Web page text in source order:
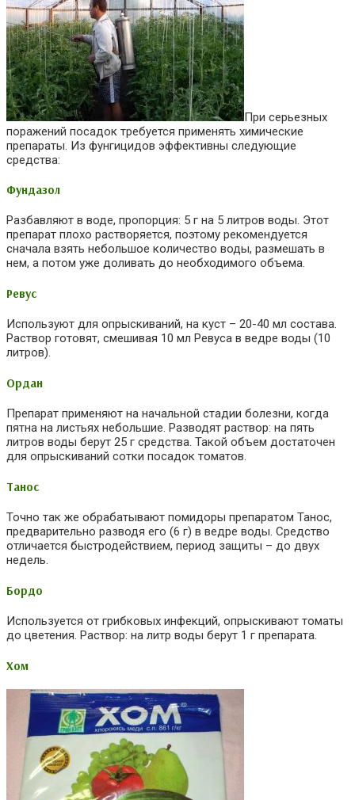
При серьезных
поражений посадок требуется применять химические
препараты. Из фунгицидов эффективны следующие
средства:
Фундазол
Разбавляют в воде, пропорция: 5 г на 5 литров воды. Этот
препарат плохо растворяется, поэтому рекомендуется
сначала взять небольшое количество воды, размешать в
нем, а потом уже доливать до необходимого объема.
Ревус
Используют для опрыскиваний, на куст – 20-40 мл состава.
Раствор готовят, смешивая 10 мл Ревуса в ведре воды (10
литров).
Ордан
Препарат применяют на начальной стадии болезни, когда
пятна на листьях небольшие. Разводят раствор: на пять
литров воды берут 25 г средства. Такой объем достаточен
для опрыскиваний сотки посадок томатов.
Танос
Точно так же обрабатывают помидоры препаратом Танос,
предварительно разводя его (6 г) в ведре воды. Средство
отличается быстродействием, период защиты – до двух
недель.
Бордо
Используется от грибковых инфекций, опрыскивают томаты
до цветения. Раствор: на литр воды берут 1 г препарата.
Хом